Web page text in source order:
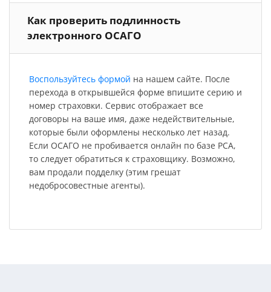
Как проверить подлинность
электронного ОСАГО
Воспользуйтесь формой на нашем сайте. После
перехода в открывшейся форме впишите серию и
номер страховки. Сервис отображает все
договоры на ваше имя, даже недействительные,
которые были оформлены несколько лет назад.
Если ОСАГО не пробивается онлайн по базе РСА,
то следует обратиться к страховщику. Возможно,
вам продали подделку (этим грешат
недобросовестные агенты).